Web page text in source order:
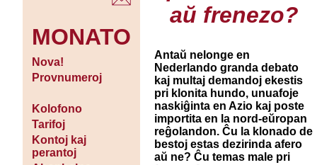
MONATO
Nova!
Provnumeroj
Kolofono
Tarifoj
Kontoj kaj
perantoj
aŭ frenezo?
Antaŭ nelonge en
Nederlando granda debato
kaj multaj demandoj ekestis
pri klonita hundo, unuafoje
naskiĝinta en Azio kaj poste
importita en la nord-eŭropan
reĝolandon. Ĉu la klonado de
bestoj estas dezirinda afero
aŭ ne? Ĉu temas male pri